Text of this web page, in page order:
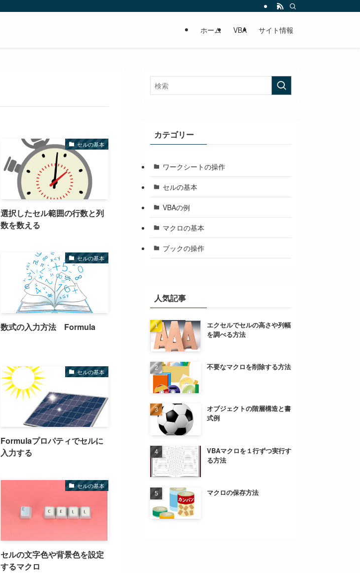
ホーム VBA サイト情報
セルの基本
選択したセル範囲の行数と列
数を数える
セルの基本
数式の入力方法 Formula
セルの基本
Formulaプロパティでセルに
入力する
セルの基本
セルの文字色や背景色を設定
するマクロ
カテゴリー
ワークシートの操作
セルの基本
VBAの例
マクロの基本
ブックの操作
人気記事
エクセルでセルの高さや列幅
を調べる方法
不要なマクロを削除する方法
オブジェクトの階層構造と書
式例
VBAマクロを１行ずつ実行す
る方法
マクロの保存方法